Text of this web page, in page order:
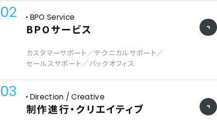
02 BPO Service
BPOサービス
カスタマーサポート／テクニカルサポート／
セールスサポート／バックオフィス
03 Direction / Creative
制作進行・クリエイティブ